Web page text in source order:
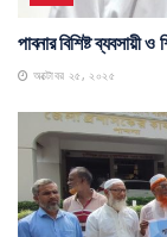
পাবনার বিশিষ্ট ব্যবসায়ী
অক্টোবর ২৫, ২০২৫